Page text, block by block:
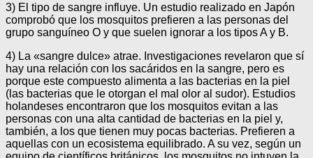
3) El tipo de sangre influye. Un estudio realizado en Japón
comprobó que los mosquitos prefieren a las personas del
grupo sanguíneo O y que suelen ignorar a los tipos A y B.
4) La «sangre dulce» atrae. Investigaciones revelaron que sí
hay una relación con los sacáridos en la sangre, pero es
porque este compuesto alimenta a las bacterias en la piel
(las bacterias que le otorgan el mal olor al sudor). Estudios
holandeses encontraron que los mosquitos evitan a las
personas con una alta cantidad de bacterias en la piel y,
también, a los que tienen muy pocas bacterias. Prefieren a
aquellas con un ecosistema equilibrado. A su vez, según un